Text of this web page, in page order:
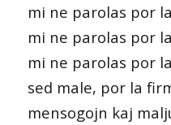
mi ne parolas por
mi ne parolas por
mi ne parolas por
sed male, por la
mensogojn kaj